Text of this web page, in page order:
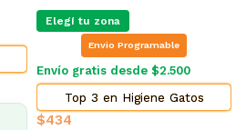
Elegí tu zona
Envio Programable
Envío gratis desde $2.500
Top 3 en Higiene Gatos
$434